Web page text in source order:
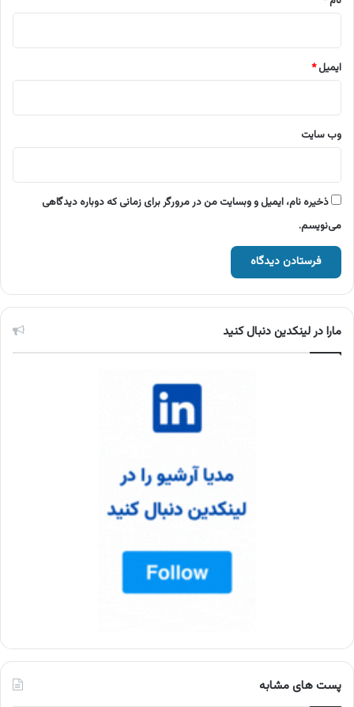
ایمیل*
وب‌ سایت
ذخیره نام، ایمیل و وبسایت من در مرورگر برای زمانی که دوباره دیدگاهی
می‌نویسم.
مارا در لینکدین دنبال کنید
پست های مشابه